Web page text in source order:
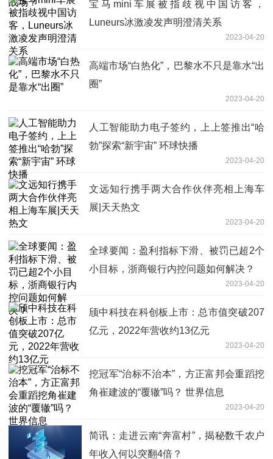
宝马mini车展被指歧视中国访客，
Luneurs冰激凌发声明澄清关系
2023-04-20
高端市场“白热化”，巴黎水不只是靠水“出
圈”
2023-04-20
人工智能助力电子签约，上上签推出“哈
勃”探索“新宇宙” 环球快播
2023-04-20
文远知行携手两大合作伙伴亮相上海车
展|天天热文
2023-04-20
全球要闻：盈利指标下滑、被罚已超2个
小目标，浙商银行内控问题如何解决？
2023-04-20
颀中科技在科创板上市：总市值突破207
亿元，2022年营收约13亿元
2023-04-20
挖冠军“治标不治本”，方正富邦会重蹈挖
角崔建波的“覆辙”吗？ 世界信息
2023-04-20
简讯：走进云南“奔富村”，揭秘数千农户
年收入何以突翻4倍？